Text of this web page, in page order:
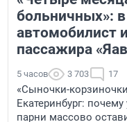
больничных»:
автомобилист
пассажира
5 часов 3 703 17
«Сыночки-
Екатеринбург: почему
парни массово